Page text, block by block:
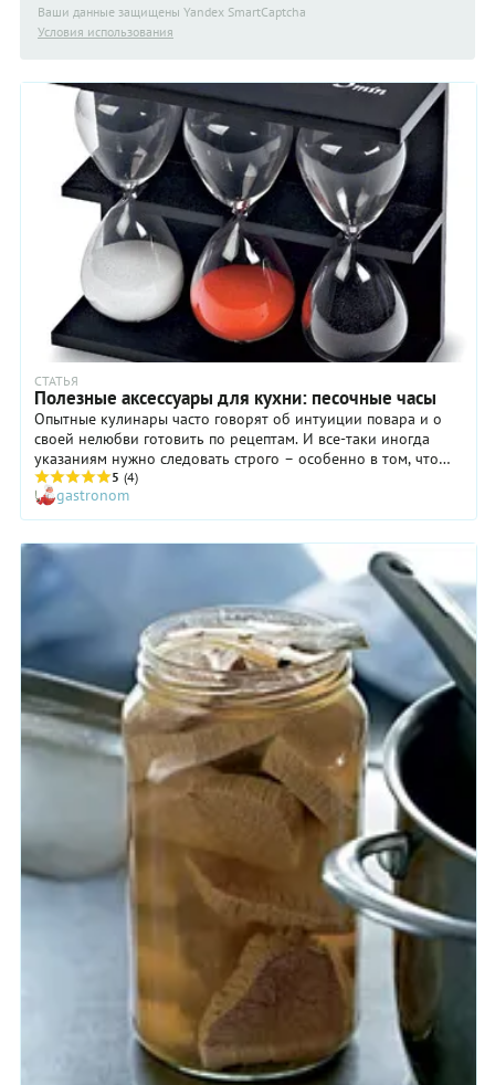
Ваши данные защищены Yandex SmartCaptcha
Условия использования
СТАТЬЯ
Полезные аксессуары для кухни: песочные часы
Опытные кулинары часто говорят об интуиции повара и о
своей нелюбви готовить по рецептам. И все-таки иногда
указаниям нужно следовать строго – особенно в том, что
касается времени. Альтернативой обычному таймеру могут
стать элегантные песочные часы.
5 (4)
gastronom